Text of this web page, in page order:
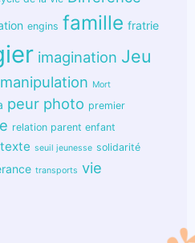
engins famille fratrie
imagination Jeu
manipulation Mort
peur photo premier
relation parent enfant
seuil jeunesse solidarité
transports vie